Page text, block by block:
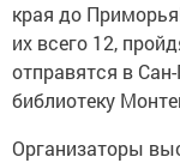
края до
их всего 12,
отправятся в
библиотеку
Организаторы